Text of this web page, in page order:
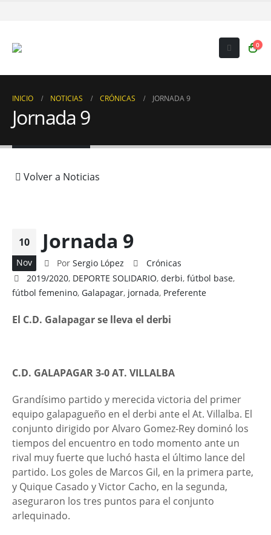
0
INICIO NOTICIAS CRÓNICAS JORNADA 9
Jornada 9
Volver a Noticias
10
Nov
Jornada 9
Por Sergio López
Crónicas
2019/2020, DEPORTE SOLIDARIO,derbi,fútbol base,
fútbol femenino, Galapagar, jornada, Preferente
El C.D. Galapagar se lleva el derbi
C.D. GALAPAGAR 3-0AT. VILLALBA
Grandísimo partido y merecida victoria del primer
equipo galapagueño en el derbi ante el At. Villalba. El
conjunto dirigido por Alvaro Gomez-Rey dominó los
tiempos del encuentro en todo momento ante un
rival muy fuerte que luchó hasta el último lance del
partido. Los goles de Marcos Gil, en la primera parte,
y Quique Casado y Victor Cacho, en la segunda,
aseguraron los tres puntos para el conjunto
arlequinado.